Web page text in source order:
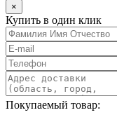
×
Купить в один клик
Покупаемый товар: